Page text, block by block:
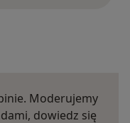
Moderujemy
dowiedz się